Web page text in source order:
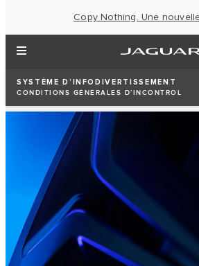
Copy Nothing. Une
SYSTÈME D’INFODIVERTISSEMENT
CONDITIONS GÉNÉRALES D’INCONTROL